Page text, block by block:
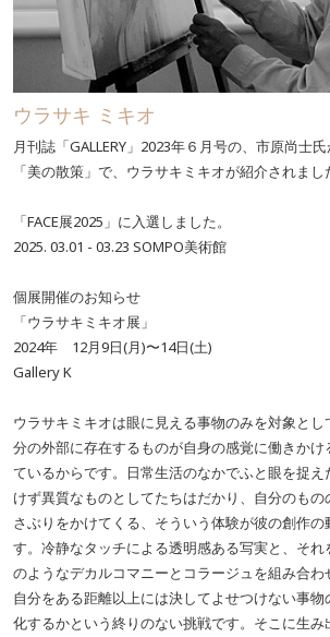
ウラサキ ミキオ
月刊誌「GALLERY」2023年６月号の、市原尚士
「美の散策」で、ウラサキミキオが紹介されまし
「FACE展2025」に入選しました。
2025. 03.01 - 03.23 SOMPO美術館
個展開催のお知らせ
「ウラサキミキオ展」
2024年 12月9日(月)〜14日(土)
Gallery K
ウラサキミキオは眼に見える事物のみを対象とし
分の外部に存在するものが自身の感覚に働きか
ているからです。日常生活のなかでふと眼を捉
けず異質なものとしてたちはだかり、自分のも
さぶりをかけてくる、そういう体験が彼の創作の
す。冷静なタッチによる透明感ある写実と、そ
のようなデカルコマニーとコラージュを組み合わ
自分をある距離以上には決してよせつけない事
化するかという終りのない挑戦です。そこに生み